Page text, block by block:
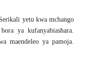
yetu kwa mchango
ya kufanyabiashara.
maendeleo ya pamoja.